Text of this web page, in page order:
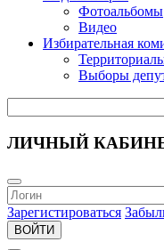
Фотоальбомы
Видео
Избирательная
Выборы
ЛИЧНЫЙ
Зарегистироваться
ВОЙТИ